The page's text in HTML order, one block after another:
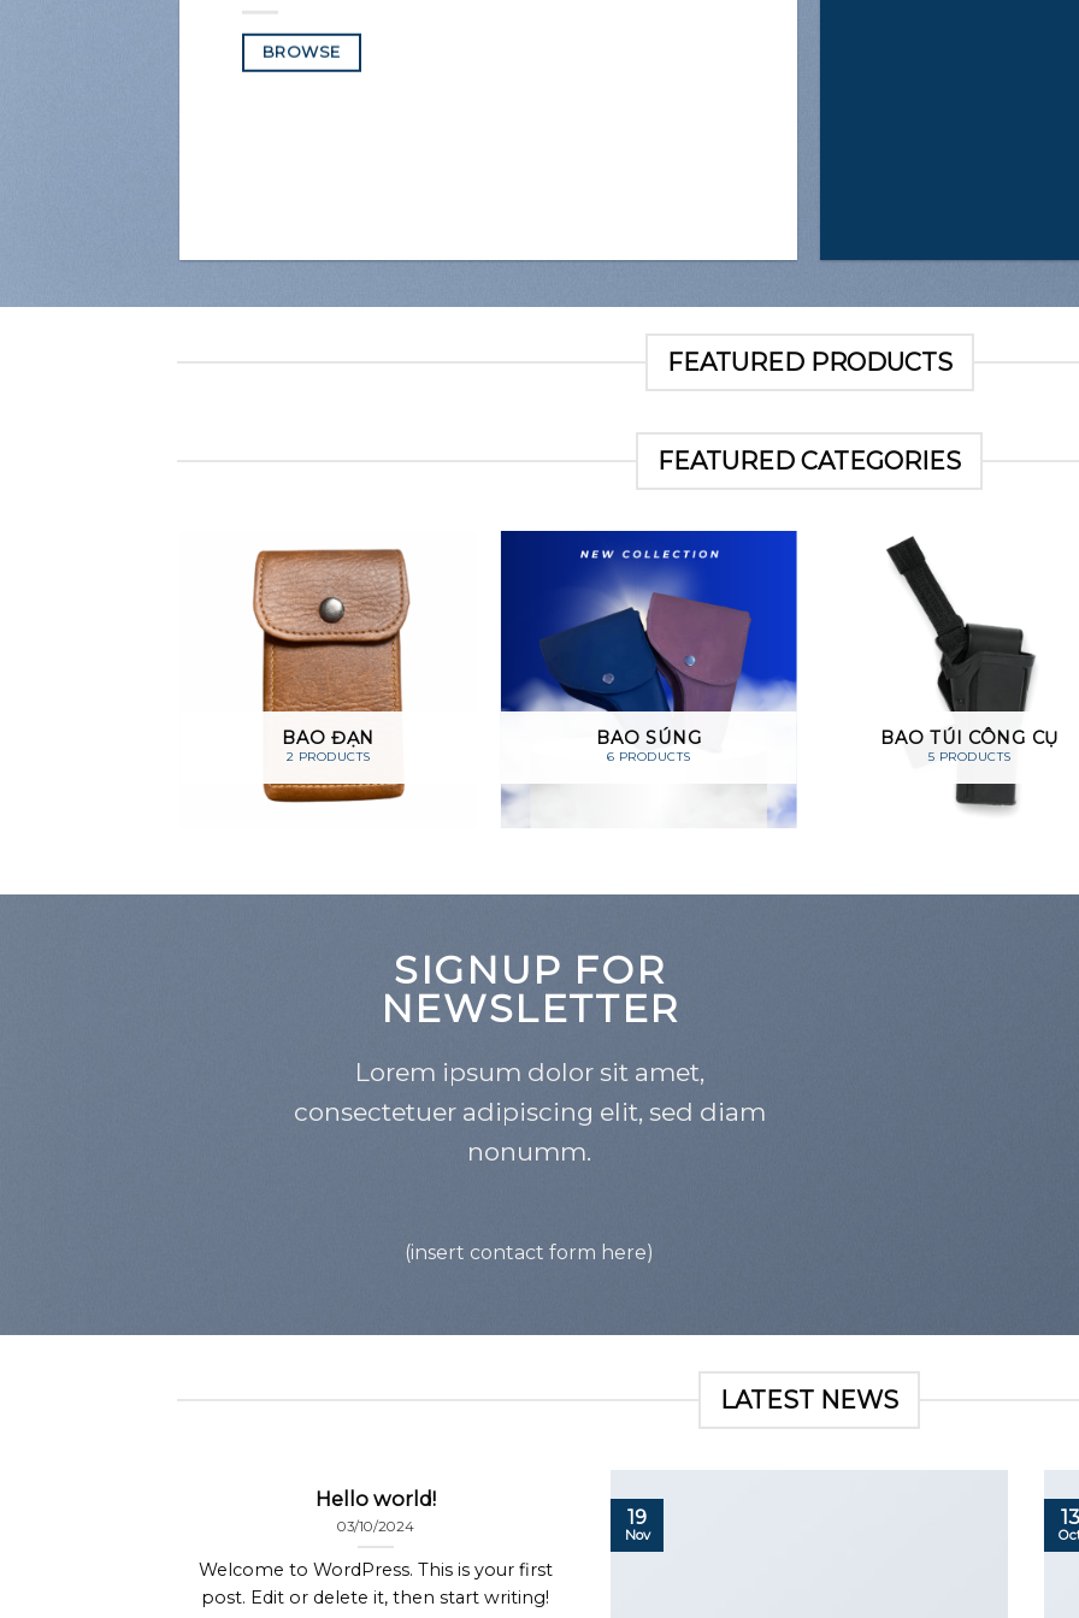
BROWSE
FEATURED PRODUCTS
FEATURED CATEGORIES
BAO ĐẠN
2 PRODUCTS
BAO SÚNG
6 PRODUCTS
BAO TÚI CÔNG CỤ
5 PRODUCTS
SIGNUP FOR
NEWSLETTER
Lorem ipsum dolor sit amet,
consectetuer adipiscing elit, sed diam
nonumm.
(insert contact form here)
LATEST NEWS
Hello world!
03/10/2024
Welcome to WordPress. This is your first
post. Edit or delete it, then start writing!
19
Nov
13